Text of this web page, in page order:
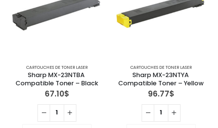
CARTOUCHES DE TONER LASER
Sharp MX-23NTBA
Compatible Toner – Black
67.10$
CARTOUCHES DE TONER LASER
Sharp MX-23NTYA
Compatible Toner – Yellow
96.77$